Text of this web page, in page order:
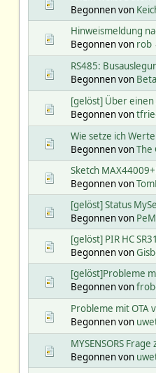
Begonnen von
Hinweismeldung
Begonnen von rob
RS485:
Begonnen von
[gelöst] Über
Begonnen von
Wie setze ich Werte
Begonnen vonThe
Sketch
Begonnen von
[gelöst] Status
Begonnen von
[gelöst] PIR HC
Begonnen von
[gelöst]Probleme
Begonnen von
Probleme mit OTA
Begonnen von
MYSENSORS
Begonnen von